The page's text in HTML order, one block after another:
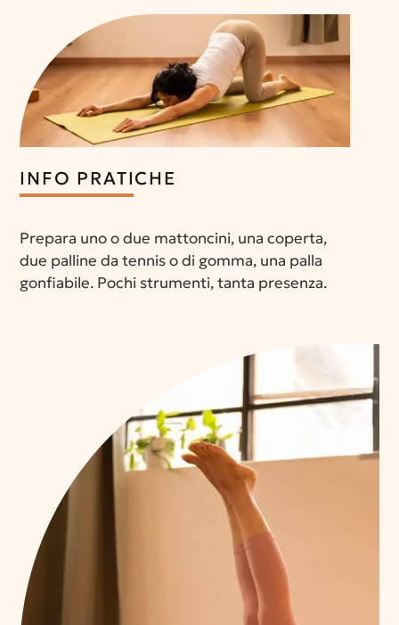
INFO PRATICHE
Prepara uno o due mattoncini, una coperta,
due palline da tennis o di gomma, una palla
gonfiabile. Pochi strumenti, tanta presenza.